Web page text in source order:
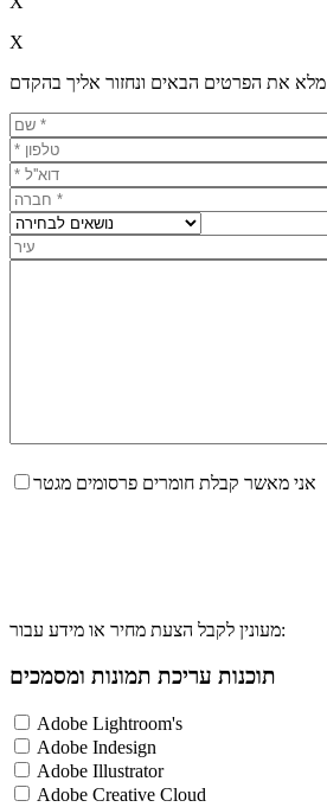
X
מלא את הפרטים הבאים ונחזור אליך בהקדם
אני מאשר קבלת חומרים פרסומים מגטר
מעונין לקבל הצעת מחיר או מידע עבור:
תוכנות עריכת תמונות ומסמכים
Adobe Lightroom's
Adobe Indesign
Adobe Illustrator
Adobe Creative Cloud